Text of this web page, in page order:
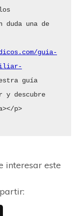
una de
guia-
guía
y descubre
p>
interesar este